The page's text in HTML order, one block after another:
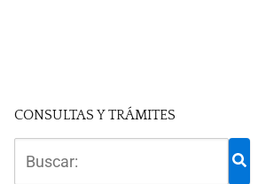
CONSULTAS Y TRÁMITES